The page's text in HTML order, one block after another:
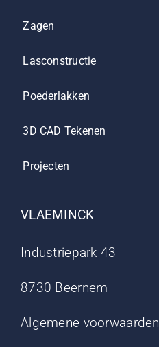
Zagen
Lasconstructie
Poederlakken
3D CAD Tekenen
Projecten
VLAEMINCK
Industriepark 43
8730 Beernem
Algemene voorwaarden